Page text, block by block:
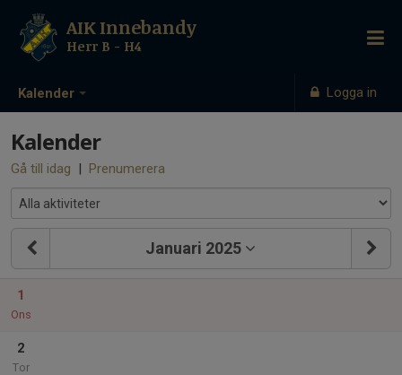
Kalender Logga in
AIK Innebandy
Herr B - H4
Kalender
Gå till idag | Prenumerera
Januari 2025
1
Ons
2
Tor